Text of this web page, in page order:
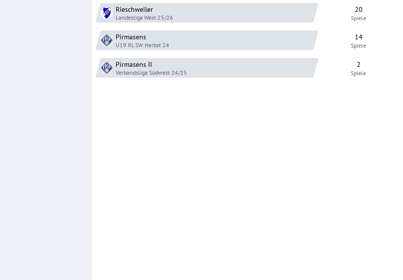
Rieschweiler
Landesliga West 25/26
20
Spiele
Pirmasens
U19 RL SW Herbst 24
14
Spiele
Pirmasens II
Verbandsliga Südwest 24/25
2
Spiele